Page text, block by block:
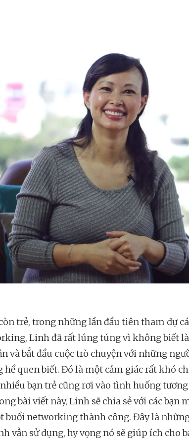
trẻ, trong những lần đầu tiên tham dự
Linh đã rất lúng túng vì không biết
và bắt đầu cuộc trò chuyện với những
hề quen biết. Đó là một cảm giác rất khó
bạn trẻ cũng rơi vào tình huống
bài viết này, Linh sẽ chia sẻ với các bạn
buổi networking thành công. Đây là
vẫn sử dụng, hy vọng nó sẽ giúp ích cho